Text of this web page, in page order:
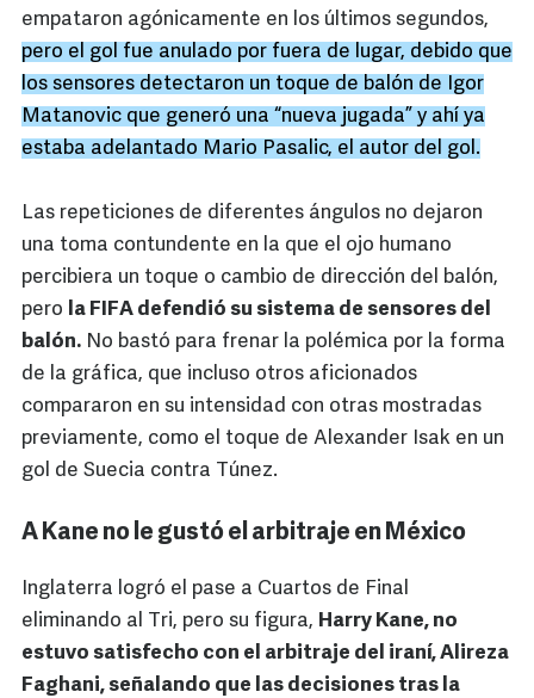
empataron agónicamente en los últimos segundos,
pero el gol fue anulado por fuera de lugar, debido que
los sensores detectaron un toque de balón de Igor
Matanovic que generó una “nueva jugada” y ahí ya
estaba adelantado Mario Pasalic, el autor del gol.
Las repeticiones de diferentes ángulos no dejaron
una toma contundente en la que el ojo humano
percibiera un toque o cambio de dirección del balón,
pero la FIFA defendió su sistema de sensores del
balón. No bastó para frenar la polémica por la forma
de la gráfica, que incluso otros aficionados
compararon en su intensidad con otras mostradas
previamente, como el toque de Alexander Isak en un
gol de Suecia contra Túnez.
A Kane no le gustó el arbitraje en México
Inglaterra logró el pase a Cuartos de Final
eliminando al Tri, pero su figura, Harry Kane, no
estuvo satisfecho con el arbitraje del iraní, Alireza
Faghani, señalando que las decisiones tras la